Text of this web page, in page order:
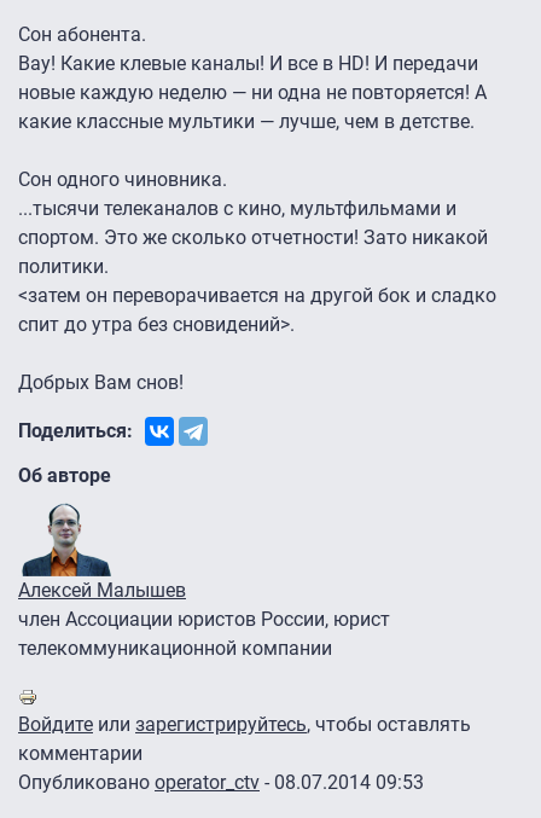
Сон абонента.
Вау! Какие клевые каналы! И все в HD! И передачи
новые каждую неделю — ни одна не повторяется! А
какие классные мультики — лучше, чем в детстве.
Сон одного чиновника.
...тысячи телеканалов с кино, мультфильмами и
спортом. Это же сколько отчетности! Зато никакой
политики.
<затем он переворачивается на другой бок и сладко
спит до утра без сновидений>.
Добрых Вам снов!
Поделиться:
Об авторе
Алексей Малышев
член Ассоциации юристов России, юрист
телекоммуникационной компании
Войдите или зарегистрируйтесь, чтобы оставлять
комментарии
Опубликовано operator_ctv - 08.07.2014 09:53